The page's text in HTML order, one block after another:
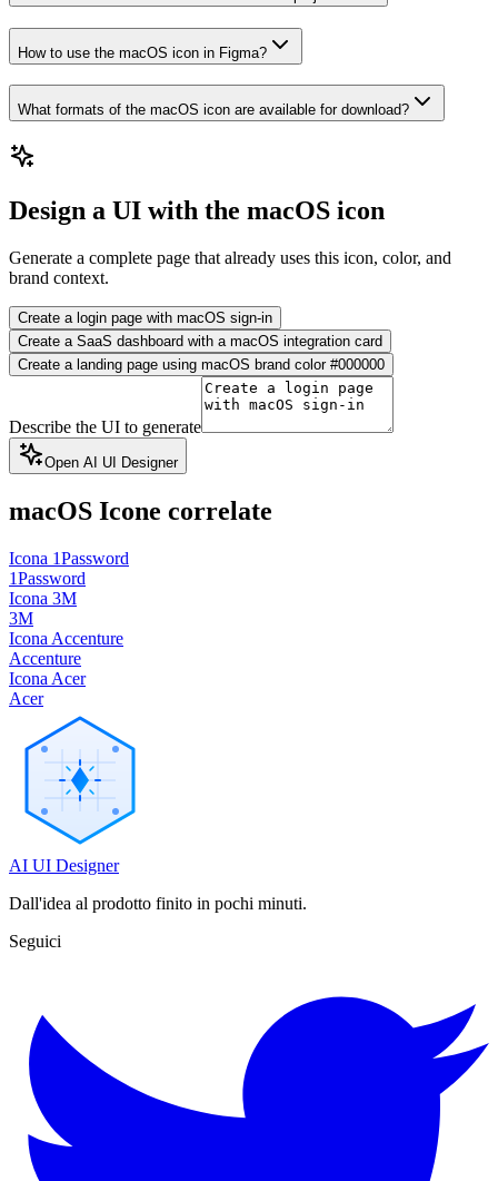
How to use the macOS icon in Figma?
What formats of the macOS icon are available for download?
Design a UI with the macOS icon
Generate a complete page that already uses this icon, color, and
brand context.
Create a login page with macOS sign-in
Create a SaaS dashboard with a macOS integration card
Create a landing page using macOS brand color #000000
Describe the UI to generate
Open AI UI Designer
macOS Icone correlate
Icona 1Password
1Password
Icona 3M
3M
Icona Accenture
Accenture
Icona Acer
Acer
AI UI Designer
Dall'idea al prodotto finito in pochi minuti.
Seguici